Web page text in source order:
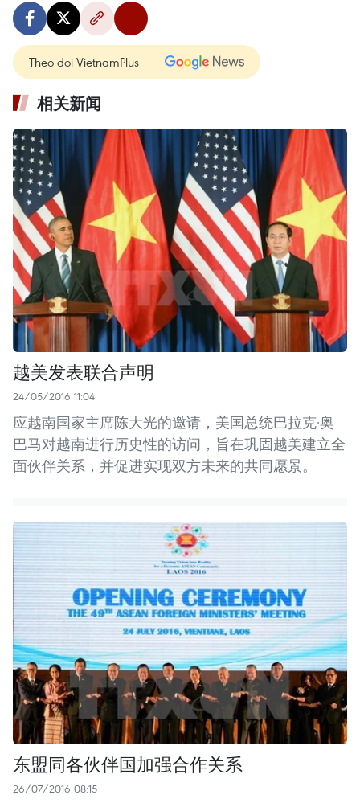
Theo dõi VietnamPlus
相关新闻
越美发表联合声明
24/05/2016 11:04
应越南国家主席陈大光的邀请，美国总统巴拉克·奥
巴马对越南进行历史性的访问，旨在巩固越美建立全
面伙伴关系，并促进实现双方未来的共同愿景。
东盟同各伙伴国加强合作关系
26/07/2016 08:15